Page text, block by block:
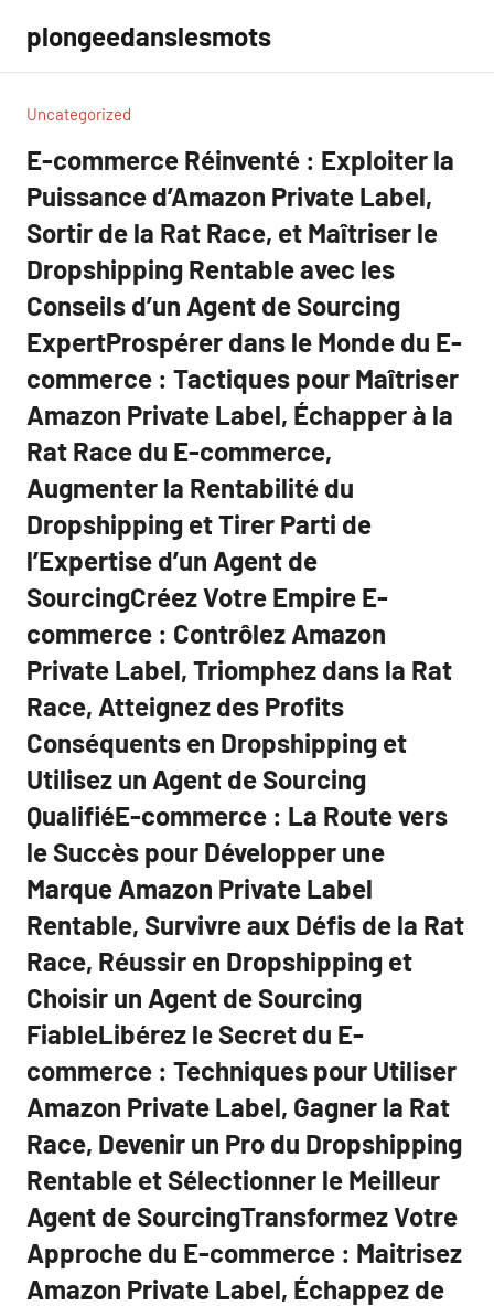
contenu
plongeedanslesmots
Uncategorized
E-commerce Réinventé : Exploiter la
Puissance d’Amazon Private Label,
Sortir de la Rat Race, et Maîtriser le
Dropshipping Rentable avec les
Conseils d’un Agent de Sourcing
ExpertProspérer dans le Monde du E-
commerce : Tactiques pour Maîtriser
Amazon Private Label, Échapper à la
Rat Race du E-commerce,
Augmenter la Rentabilité du
Dropshipping et Tirer Parti de
l’Expertise d’un Agent de
SourcingCréez Votre Empire E-
commerce : Contrôlez Amazon
Private Label, Triomphez dans la Rat
Race, Atteignez des Profits
Conséquents en Dropshipping et
Utilisez un Agent de Sourcing
QualifiéE-commerce : La Route vers
le Succès pour Développer une
Marque Amazon Private Label
Rentable, Survivre aux Défis de la Rat
Race, Réussir en Dropshipping et
Choisir un Agent de Sourcing
FiableLibérez le Secret du E-
commerce : Techniques pour Utiliser
Amazon Private Label, Gagner la Rat
Race, Devenir un Pro du Dropshipping
Rentable et Sélectionner le Meilleur
Agent de SourcingTransformez Votre
Approche du E-commerce : Maitrisez
Amazon Private Label, Échappez de